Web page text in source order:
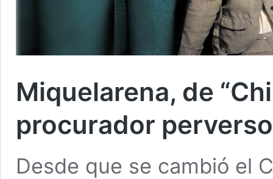
Miquelarena, de
procurador perverso
Desde que se cambió el